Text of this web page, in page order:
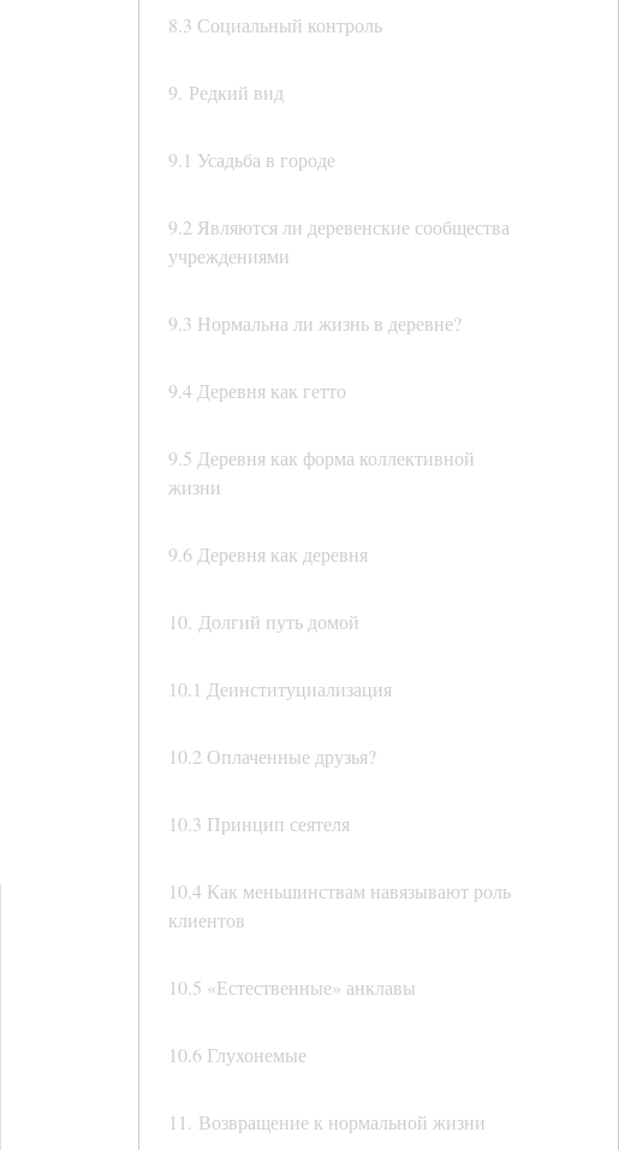
8.3 Социальный контроль
9. Редкий вид
9.1 Усадьба в городе
9.2 Являются ли деревенские сообщества
учреждениями
9.3 Нормальна ли жизнь в деревне?
9.4 Деревня как гетто
9.5 Деревня как форма коллективной
жизни
9.6 Деревня как деревня
10. Долгий путь домой
10.1 Деинституциализация
10.2 Оплаченные друзья?
10.3 Принцип сеятеля
10.4 Как меньшинствам навязывают роль
клиентов
10.5 «Естественные» анклавы
10.6 Глухонемые
11. Возвращение к нормальной жизни